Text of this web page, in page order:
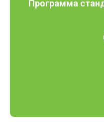
Программа